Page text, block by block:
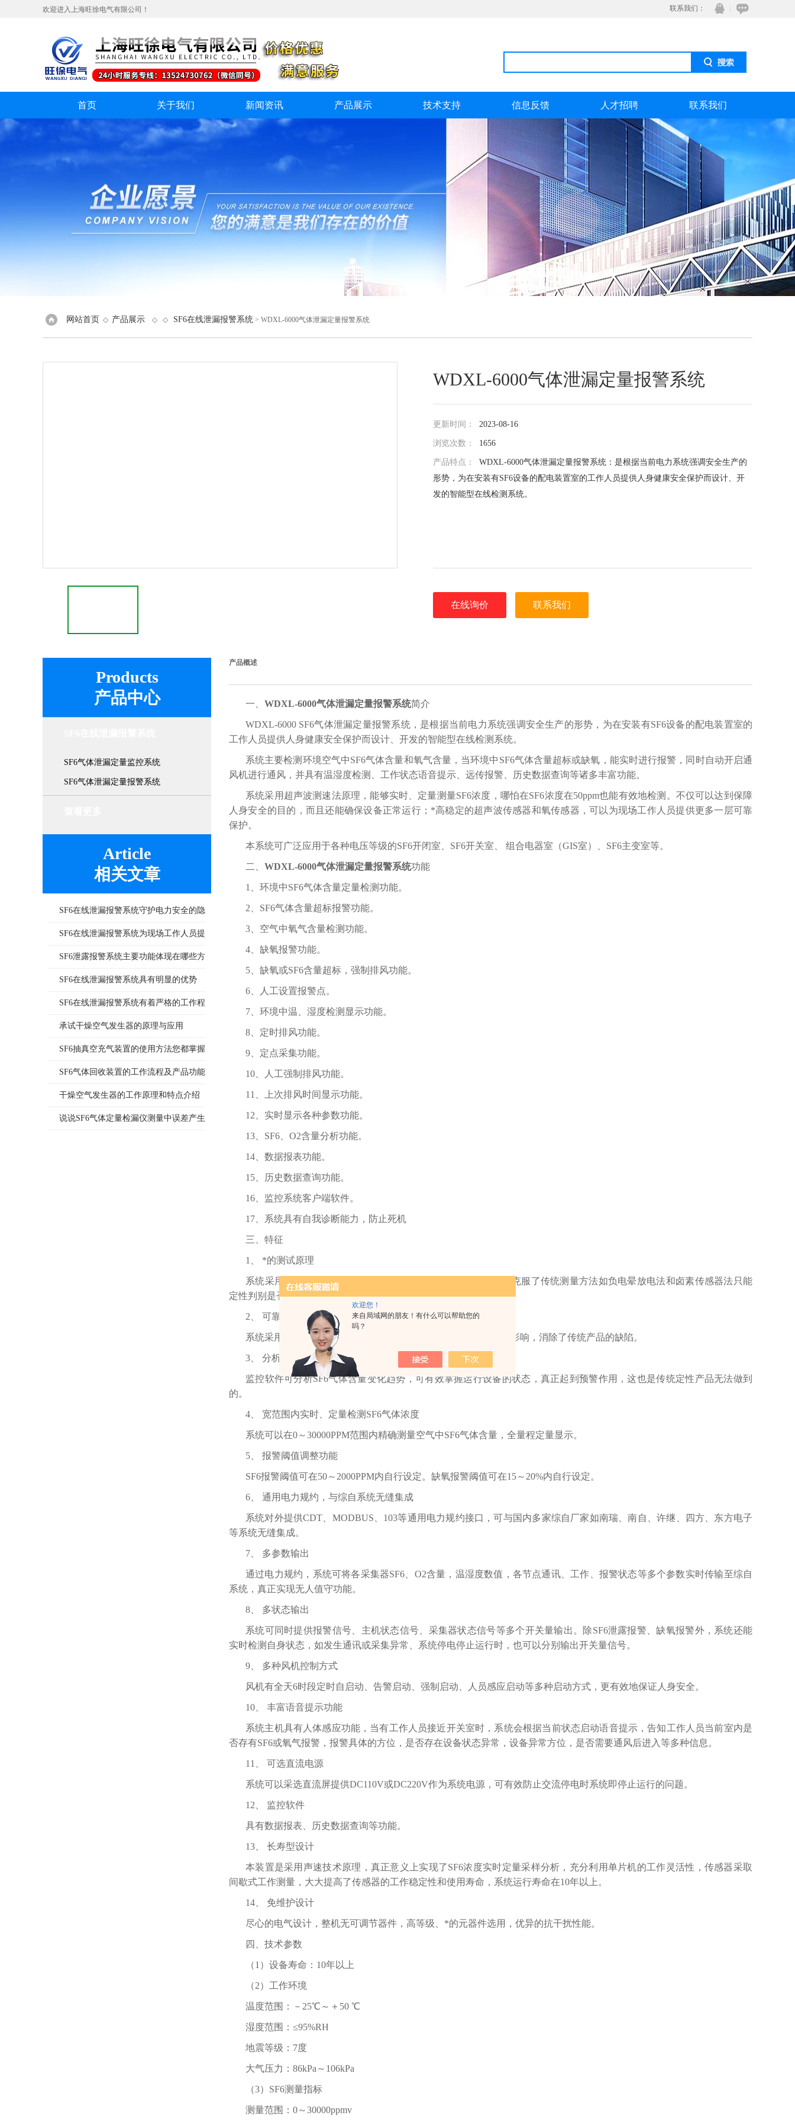
欢迎您！
来自局域网的朋友！有什么可以帮助您的
吗？
欢迎进入上海旺徐电气有限公司！ 联系我们：
在线咨
QQ
首页 关于我们 新闻资讯 产品展示 技术支持 信息反馈 人才招聘 联系我们
网站首页 ◇ 产品展示 ◇ ◇ SF6在线泄漏报警系统 > WDXL-6000气体泄漏定量报警系统
WDXL-6000气体泄漏定量报警系统
更新时间： 2023-08-16
浏览次数： 1656
产品特点： WDXL-6000气体泄漏定量报警系统：是根据当前电力系统强调安全生产的
形势，为在安装有SF6设备的配电装置室的工作人员提供人身健康安全保护而设计、开
发的智能型在线检测系统。
在线询价 联系我们
Products
产品中心
SF6气体泄漏定量监控系统
SF6气体泄漏定量报警系统
Article
相关文章
SF6在线泄漏报警系统守护电力安全的隐
形力量
SF6在线泄漏报警系统为现场工作人员提
供更多一层可靠保护
SF6泄露报警系统主要功能体现在哪些方
面
SF6在线泄漏报警系统具有明显的优势
SF6在线泄漏报警系统有着严格的工作程
序和要求
承试干燥空气发生器的原理与应用
SF6抽真空充气装置的使用方法您都掌握
了吗
SF6气体回收装置的工作流程及产品功能
说明
干燥空气发生器的工作原理和特点介绍
说说SF6气体定量检漏仪测量中误差产生
产品概述
一、 WDXL-6000气体泄漏定量报警系统简介
WDXL-6000 SF6气体泄漏定量报警系统，是根据当前电力系统强调安全生产的形势，为在安装有SF6设备的配电装置室的
工作人员提供人身健康安全保护而设计、开发的智能型在线检测系统。
系统主要检测环境空气中SF6气体含量和氧气含量，当环境中SF6气体含量超标或缺氧，能实时进行报警，同时自动开启通
风机进行通风，并具有温湿度检测、工作状态语音提示、远传报警、历史数据查询等诸多丰富功能。
系统采用超声波测速法原理，能够实时、定量测量SF6浓度，哪怕在SF6浓度在50ppm也能有效地检测。不仅可以达到保障
人身安全的目的，而且还能确保设备正常运行；*高稳定的超声波传感器和氧传感器，可以为现场工作人员提供更多一层可靠
保护。
本系统可广泛应用于各种电压等级的SF6开闭室、SF6开关室、 组合电器室（GIS室）、SF6主变室等。
二、 WDXL-6000气体泄漏定量报警系统功能
1、环境中SF6气体含量定量检测功能。
2、SF6气体含量超标报警功能。
3、空气中氧气含量检测功能。
4、缺氧报警功能。
5、缺氧或SF6含量超标，强制排风功能。
6、人工设置报警点。
7、环境中温、湿度检测显示功能。
8、定时排风功能。
9、定点采集功能。
10、人工强制排风功能。
11、上次排风时间显示功能。
12、实时显示各种参数功能。
13、SF6、O2含量分析功能。
14、数据报表功能。
15、历史数据查询功能。
16、监控系统客户端软件。
17、系统具有自我诊断能力，防止死机
三、特征
1、 *的测试原理
系统采用声速原理，可定量、实时在线测量SF6气体泄漏含量，克服了传统测量方法如负电晕放电法和卤素传感器法只能
定性判别是否越限的缺陷，能够准确得到气体中SF6含量。
2、 可靠性
系统采用双差分处理方法，有效克服了温度、湿度对测量结果的影响，消除了传统产品的缺陷。
3、 分析功能
监控软件可分析SF6气体含量变化趋势，可有效掌握运行设备的状态，真正起到预警作用，这也是传统定性产品无法做到
的。
4、 宽范围内实时、定量检测SF6气体浓度
系统可以在0～30000PPM范围内精确测量空气中SF6气体含量，全量程定量显示。
5、 报警阈值调整功能
SF6报警阈值可在50～2000PPM内自行设定。缺氧报警阈值可在15～20%内自行设定。
6、 通用电力规约，与综自系统无缝集成
系统对外提供CDT、MODBUS、103等通用电力规约接口，可与国内多家综自厂家如南瑞、南自、许继、四方、东方电子
等系统无缝集成。
7、 多参数输出
通过电力规约，系统可将各采集器SF6、O2含量，温湿度数值，各节点通讯、工作、报警状态等多个参数实时传输至综自
系统，真正实现无人值守功能。
8、 多状态输出
系统可同时提供报警信号、主机状态信号、采集器状态信号等多个开关量输出。除SF6泄露报警、缺氧报警外，系统还能
实时检测自身状态，如发生通讯或采集异常、系统停电停止运行时，也可以分别输出开关量信号。
9、 多种风机控制方式
风机有全天6时段定时自启动、告警启动、强制启动、人员感应启动等多种启动方式，更有效地保证人身安全。
10、 丰富语音提示功能
系统主机具有人体感应功能，当有工作人员接近开关室时，系统会根据当前状态启动语音提示，告知工作人员当前室内是
否存有SF6或氧气报警，报警具体的方位，是否存在设备状态异常，设备异常方位，是否需要通风后进入等多种信息。
11、 可选直流电源
系统可以采选直流屏提供DC110V或DC220V作为系统电源，可有效防止交流停电时系统即停止运行的问题。
12、 监控软件
具有数据报表、历史数据查询等功能。
13、 长寿型设计
本装置是采用声速技术原理，真正意义上实现了SF6浓度实时定量采样分析，充分利用单片机的工作灵活性，传感器采取
间歇式工作测量，大大提高了传感器的工作稳定性和使用寿命，系统运行寿命在10年以上。
14、 免维护设计
尽心的电气设计，整机无可调节器件，高等级、*的元器件选用，优异的抗干扰性能。
四、技术参数
（1）设备寿命：10年以上
（2）工作环境
温度范围：－25℃～＋50 ℃
湿度范围：≤95%RH
地震等级：7度
大气压力：86kPa～106kPa
（3）SF6测量指标
测量范围：0～30000ppmv